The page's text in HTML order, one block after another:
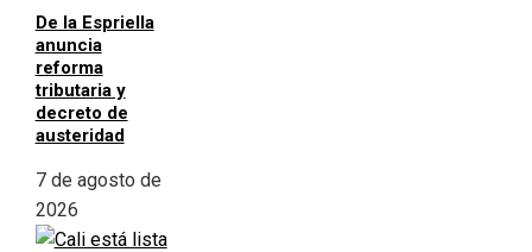
De la Espriella
anuncia
reforma
tributaria y
decreto de
austeridad
7 de agosto de
2026